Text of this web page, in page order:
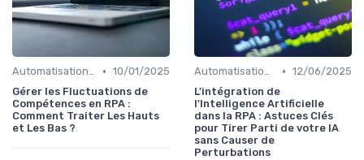
Automatisation et RPA • 10/01/2025
Gérer les Fluctuations de
Compétences en RPA :
Comment Traiter Les Hauts
et Les Bas ?
Automatisation et RPA • 12/06/2025
L'intégration de
l'Intelligence Artificielle
dans la RPA : Astuces Clés
pour Tirer Parti de votre IA
sans Causer de
Perturbations